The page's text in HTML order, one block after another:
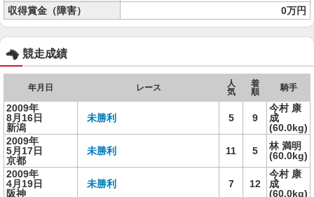
収得賞金（障害）
0万円
競走成績
年月日 レース
人
気
着
順
騎手
2009年
8月16日
新潟
未勝利 5 9
今村 康
成
(60.0kg)
2009年
5月17日
京都
未勝利 11 5
林 満明
(60.0kg)
2009年
4月19日
阪神
未勝利 7 12
今村 康
成
(60.0kg)